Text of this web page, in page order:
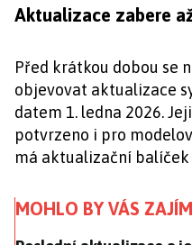
Aktualizace zabere
Před krátkou dobou se
objevovat aktualizace
datem 1. ledna 2026.
potvrzeno i pro
má aktualizační
MOHLO BY VÁS